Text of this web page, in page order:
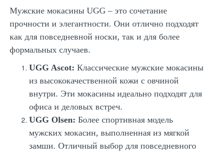
Мужские мокасины UGG – это сочетание
прочности и элегантности. Они отлично подходят
как для повседневной носки, так и для более
формальных случаев.
UGG Ascot: Классические мужские мокасины
из высококачественной кожи с овчиной
внутри. Эти мокасины идеально подходят для
офиса и деловых встреч.
UGG Olsen: Более спортивная модель
мужских мокасин, выполненная из мягкой
замши. Отличный выбор для повседневного